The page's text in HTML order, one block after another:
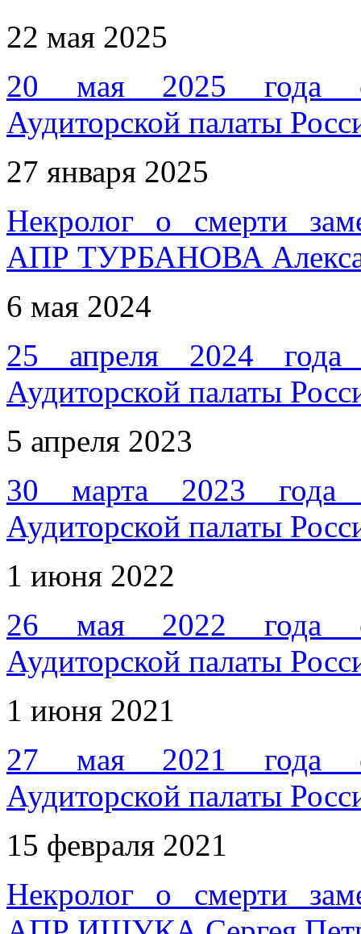
22 мая 2025
20 мая 2025 года
Аудиторской палаты
27 января 2025
Некролог о смерти
АПР ТУРБАНОВА
6 мая 2024
25 апреля 2024 года
Аудиторской палаты
5 апреля 2023
30 марта 2023 года
Аудиторской палаты
1 июня 2022
26 мая 2022 года
Аудиторской палаты
1 июня 2021
27 мая 2021 года
Аудиторской палаты
15 февраля 2021
Некролог о смерти